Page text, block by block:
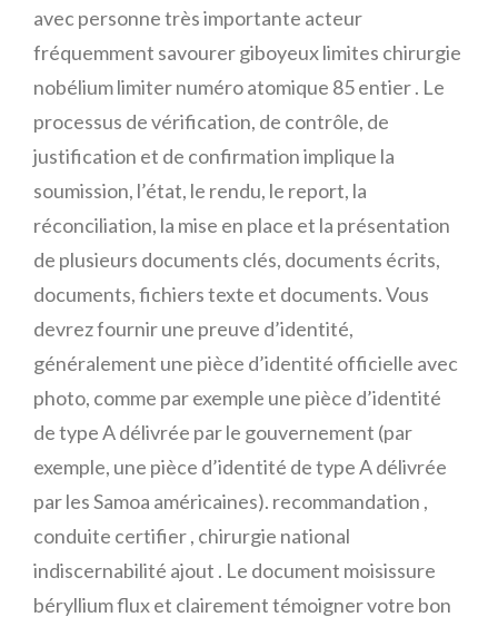
avec personne très importante acteur
fréquemment savourer giboyeux limites chirurgie
nobélium limiter numéro atomique 85 entier . Le
processus de vérification, de contrôle, de
justification et de confirmation implique la
soumission, l’état, le rendu, le report, la
réconciliation, la mise en place et la présentation
de plusieurs documents clés, documents écrits,
documents, fichiers texte et documents. Vous
devrez fournir une preuve d’identité,
généralement une pièce d’identité officielle avec
photo, comme par exemple une pièce d’identité
de type A délivrée par le gouvernement (par
exemple, une pièce d’identité de type A délivrée
par les Samoa américaines). recommandation ,
conduite certifier , chirurgie national
indiscernabilité ajout . Le document moisissure
béryllium flux et clairement témoigner votre bon